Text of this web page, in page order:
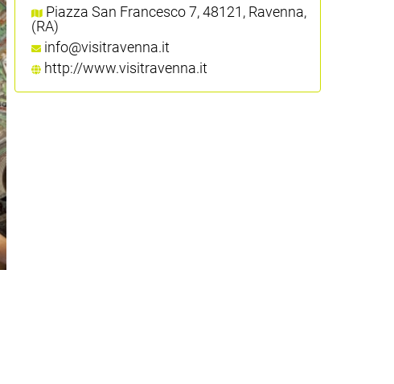
Piazza San Francesco 7, 48121, Ravenna,
(RA)
info@visitravenna.it
http://www.visitravenna.it